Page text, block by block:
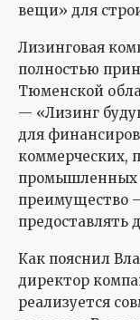
вещи» для
Лизинговая
полностью
Тюменской
— «Лизинг
для
коммерческих,
промышленных
преимущество
предоставлять
Как пояснил
директор
реализуется